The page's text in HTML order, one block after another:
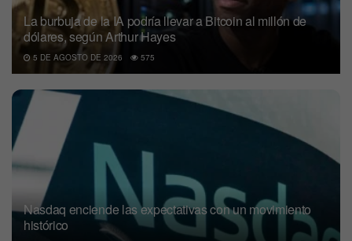
La burbuja de la IA podría llevar a Bitcoin al millón de
dólares, según Arthur Hayes
5 DE AGOSTO DE 2026 575
Nasdaq enciende las expectativas con un movimiento
histórico